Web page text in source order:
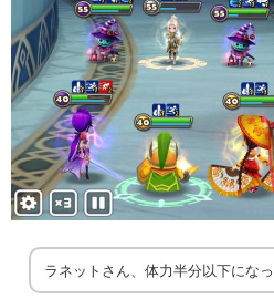
ラネットさん、体力半分以下にな